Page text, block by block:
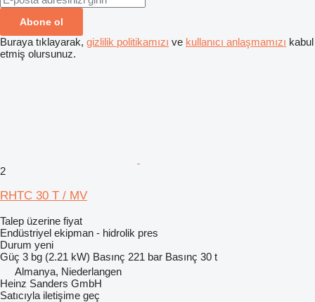
Abone ol
Buraya tıklayarak, gizlilik politikamızı ve kullanıcı anlaşmamızı kabul
etmiş olursunuz.
2
RHTC 30 T / MV
Talep üzerine fiyat
Endüstriyel ekipman - hidrolik pres
Durum yeni
Güç 3 bg (2.21 kW) Basınç 221 bar Basınç 30 t
Almanya, Niederlangen
Heinz Sanders GmbH
Satıcıyla iletişime geç